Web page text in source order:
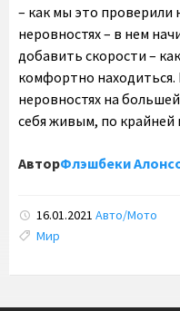
– как мы это проверили
неровностях – в нем
добавить скорости –
комфортно
неровностях на
себя живым, по крайней
АвторФлэшбеки
16.01.2021 Авто/Мото
Tags:
Мир